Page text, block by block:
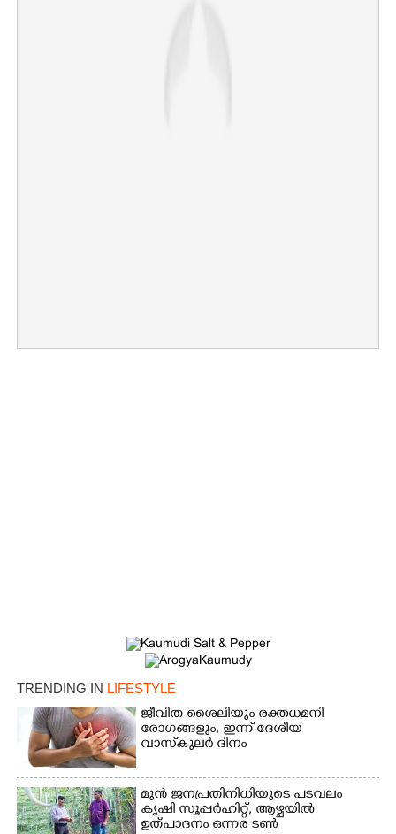
TRENDING IN LIFESTYLE
ജീവിത ശൈലിയും രക്തധമനി
രോഗങ്ങളും, ഇന്ന് ദേശീയ
വാസ്‌കുലര്‍ ദിനം
മുൻ ജനപ്രതിനിധിയുടെ പടവലം
കൃഷി സൂപ്പർഹിറ്റ്,​ ആഴ്ചയിൽ
ഉത്പാദനം ഒന്നര ടൺ